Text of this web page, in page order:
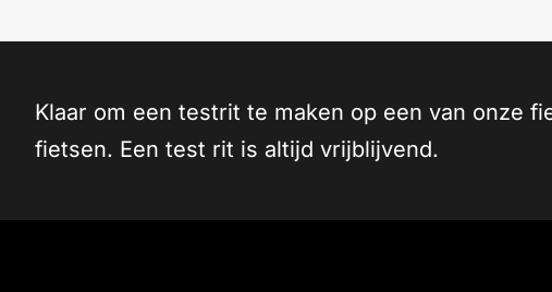
Klaar om een testrit te maken op een van onze
fietsen. Een test rit is altijd vrijblijvend.